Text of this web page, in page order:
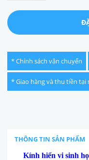
* Chính sách vận chuyển
* Giao hàng và thu tiền tại
THÔNG TIN SẢN PHẨM
Kính hiển vi sinh